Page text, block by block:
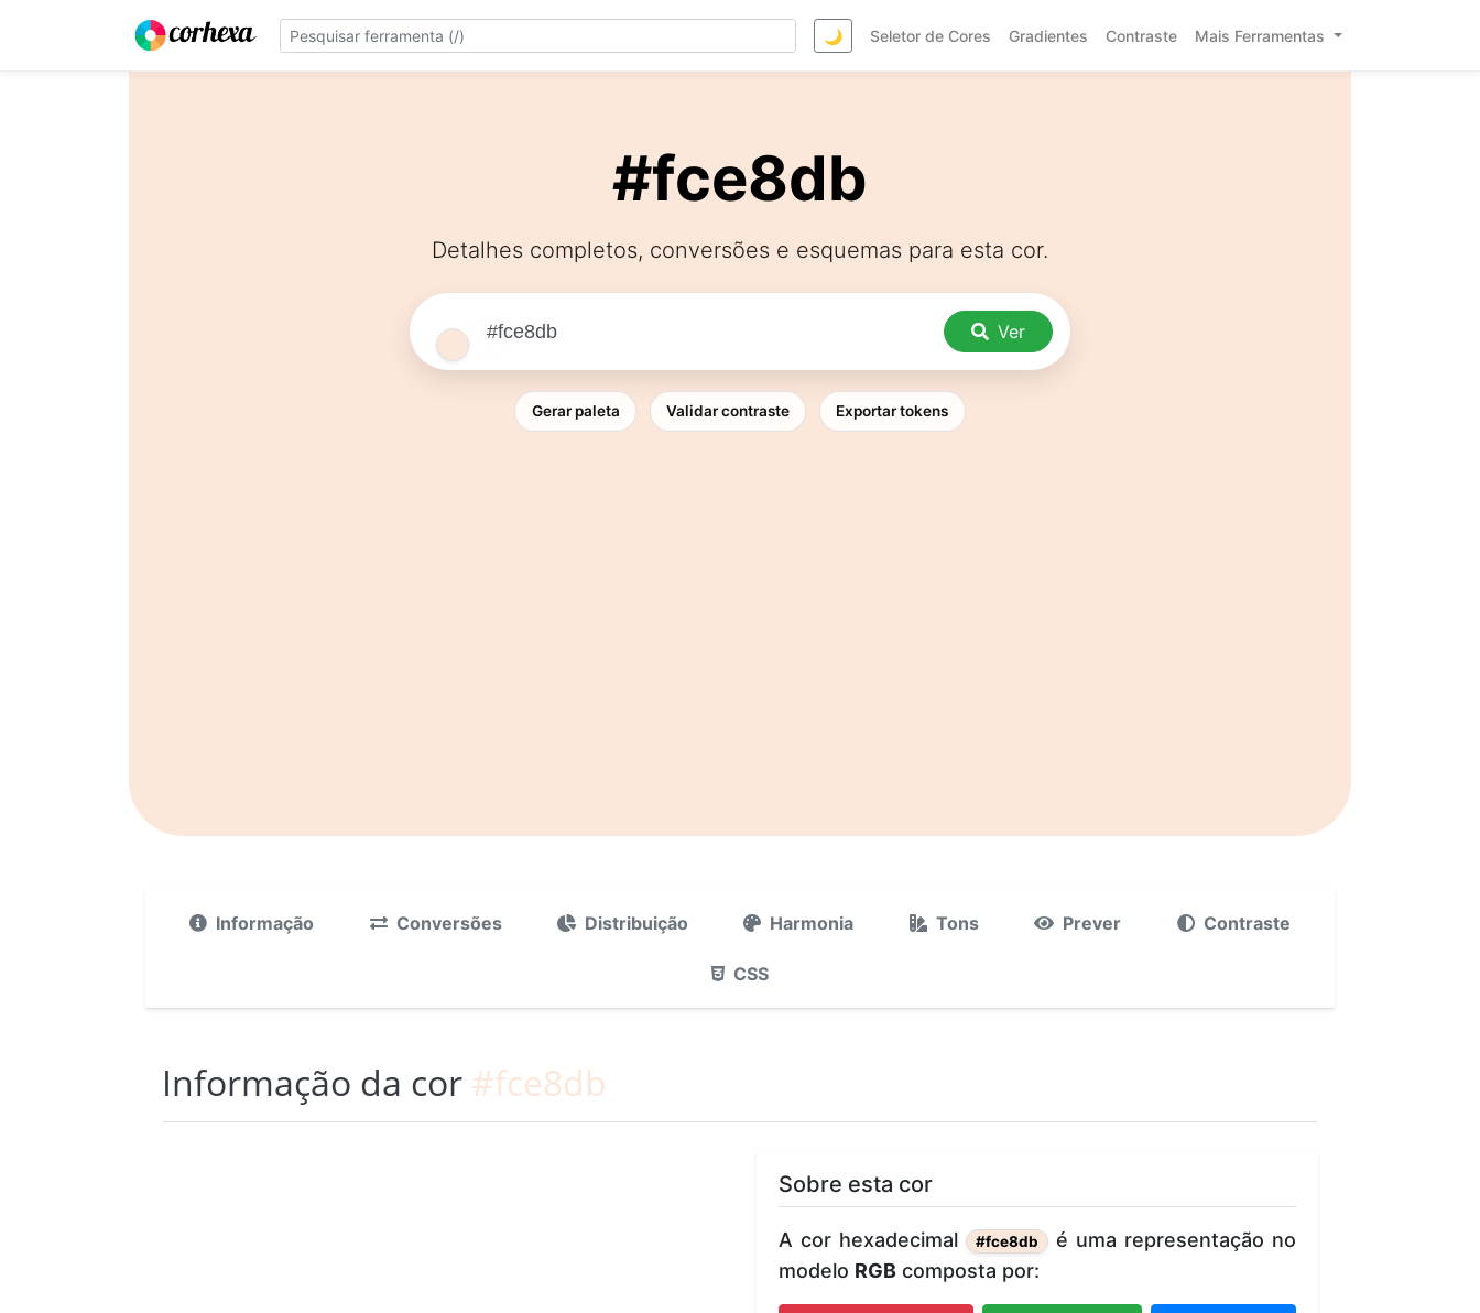
🌙 Seletor de Cores Gradientes Contraste Mais Ferramentas
#fce8db
Detalhes completos, conversões e esquemas para esta cor.
Ver
Gerar paleta Validar contraste Exportar tokens
Informação Conversões Distribuição Harmonia Tons Prever Contraste
CSS
Informação da cor #fce8db
Sobre esta cor
A cor hexadecimal #fce8db
é uma representação no
modelo RGB composta por: